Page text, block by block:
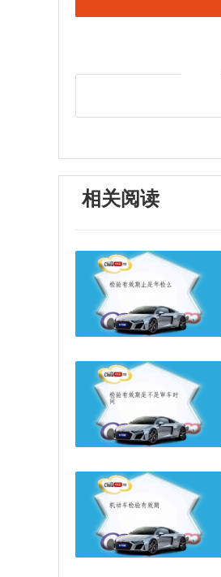
相关阅读